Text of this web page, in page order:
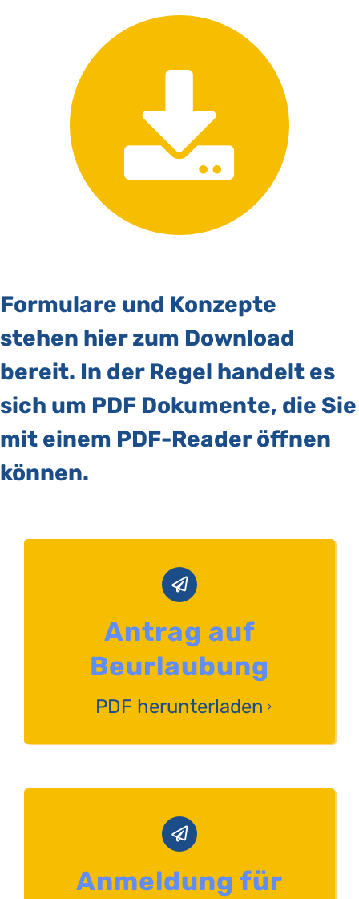
Formulare und Konzepte
stehen hier zum Download
bereit. In der Regel handelt es
sich um PDF Dokumente, die Sie
mit einem PDF-Reader öffnen
können.
Antrag auf
Beurlaubung
PDF herunterladen
Anmeldung für